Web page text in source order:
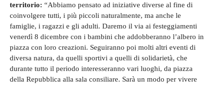
territorio: “Abbiamo pensato ad iniziative diverse al fine di
coinvolgere tutti, i più piccoli naturalmente, ma anche le
famiglie, i ragazzi e gli adulti. Daremo il via ai festeggiamenti
venerdì 8 dicembre con i bambini che addobberanno l’albero in
piazza con loro creazioni. Seguiranno poi molti altri eventi di
diversa natura, da quelli sportivi a quelli di solidarietà, che
durante tutto il periodo interesseranno vari luoghi, da piazza
della Repubblica alla sala consiliare. Sarà un modo per vivere